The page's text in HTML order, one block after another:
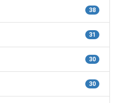
38
31
30
30